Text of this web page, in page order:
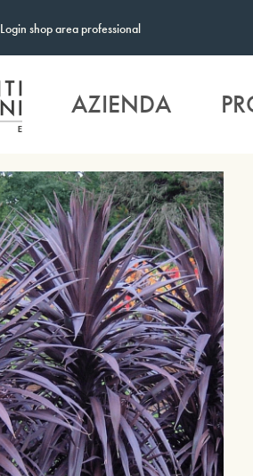
Login shop area professional
AZIENDA